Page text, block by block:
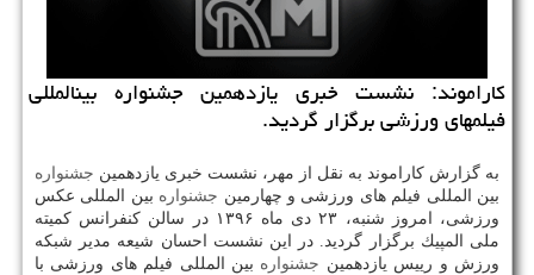
كاراموند: نشست خبری یازدهمین جشنواره بین‎المللی
فیلم‎های ورزشی برگزار گردید.
به گزارش كاراموند به نقل از مهر، نشست خبری یازدهمین جشنواره
بین المللی فیلم های ورزشی و چهارمین جشنواره بین المللی عكس
ورزشی، امروز شنبه، ۲۳ دی ماه ۱۳۹۶ در سالن كنفرانس كمیته
ملی المپیك برگزار گردید. در این نشست احسان شیعه مدیر شبكه
ورزش و رییس یازدهمین جشنواره بین المللی فیلم های ورزشی با